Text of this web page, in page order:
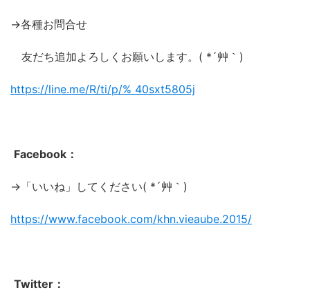
→各種お問合せ
友だち追加よろしくお願いします。( *´艸｀)
https://line.me/R/ti/p/% 40sxt5805j
Facebook：
→「いいね」してください( *´艸｀)
https://www.facebook.com/khn.vieaube.2015/
Twitter：